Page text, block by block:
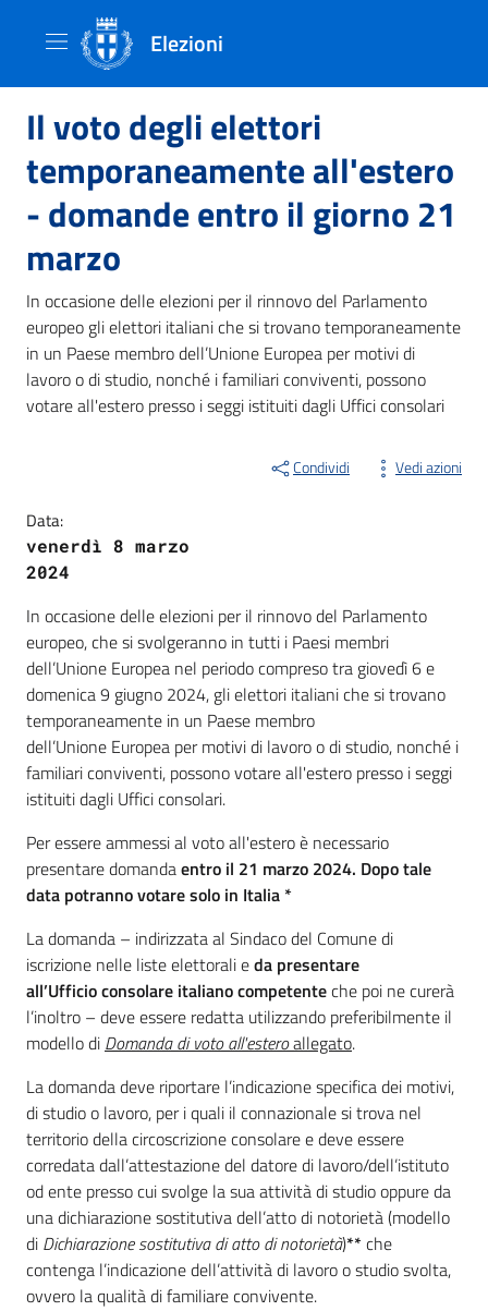
Elezioni
Il voto degli elettori
temporaneamente all'estero
- domande entro il giorno 21
marzo
In occasione delle elezioni per il rinnovo del Parlamento
europeo gli elettori italiani che si trovano temporaneamente
in un Paese membro dell’Unione Europea per motivi di
lavoro o di studio, nonché i familiari conviventi, possono
votare all'estero presso i seggi istituiti dagli Uffici consolari
Condividi Vedi azioni
Data:
venerdì 8 marzo
2024
In occasione delle elezioni per il rinnovo del Parlamento
europeo, che si svolgeranno in tutti i Paesi membri
dell’Unione Europea nel periodo compreso tra giovedì 6 e
domenica 9 giugno 2024, gli elettori italiani che si trovano
temporaneamente in un Paese membro
dell’Unione Europea per motivi di lavoro o di studio, nonché i
familiari conviventi, possono votare all'estero presso i seggi
istituiti dagli Uffici consolari.
Per essere ammessi al voto all'estero è necessario
presentare domandaentro il 21 marzo 2024. Dopo tale
data potranno votare solo in Italia *
La domanda – indirizzata al Sindaco del Comune di
iscrizione nelle liste elettorali eda presentare
all’Ufficio consolare italiano competenteche poi ne curerà
l’inoltro – deve essere redatta utilizzando preferibilmente il
modello di Domanda di voto all'esteroallegato.
La domanda deve riportare l’indicazione specifica dei motivi,
di studio o lavoro, per i quali il connazionale si trova nel
territorio della circoscrizione consolare e deve essere
corredata dall’attestazione del datore di lavoro/dell’istituto
od ente presso cui svolge la sua attività di studio oppure da
una dichiarazione sostitutiva dell’atto di notorietà (modello
di Dichiarazione sostitutiva di atto di notorietà)**che
contenga l’indicazione dell’attività di lavoro o studio svolta,
ovvero la qualità di familiare convivente.